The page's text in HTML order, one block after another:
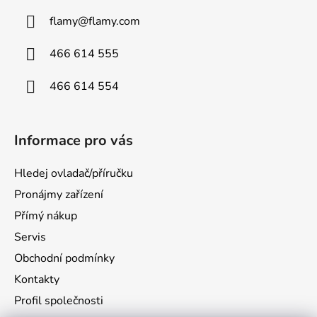
flamy@flamy.com
466 614 555
466 614 554
Informace pro vás
Hledej ovladač/příručku
Pronájmy zařízení
Přímý nákup
Servis
Obchodní podmínky
Kontakty
Profil společnosti